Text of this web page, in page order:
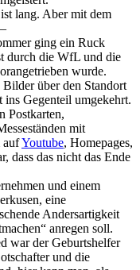
lang. Aber mit dem
ging ein Ruck
durch die WfL und die
wurde.
über den Standort
ins Gegenteil umgekehrt.
Postkarten,
mit
aufYoutube, Homepages,
dass das nicht das Ende
und einem
eine
Andersartigkeit
anregen soll.
war der Geburtshelfer
und die